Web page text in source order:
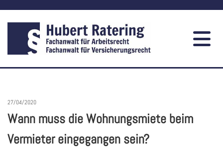
27/04/2020
Wann muss die Wohnungsmiete beim
Vermieter eingegangen sein?